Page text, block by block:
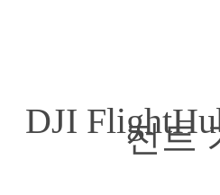
DJI 전트